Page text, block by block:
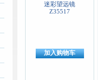
迷彩望远镜
Z35517
加入购物车